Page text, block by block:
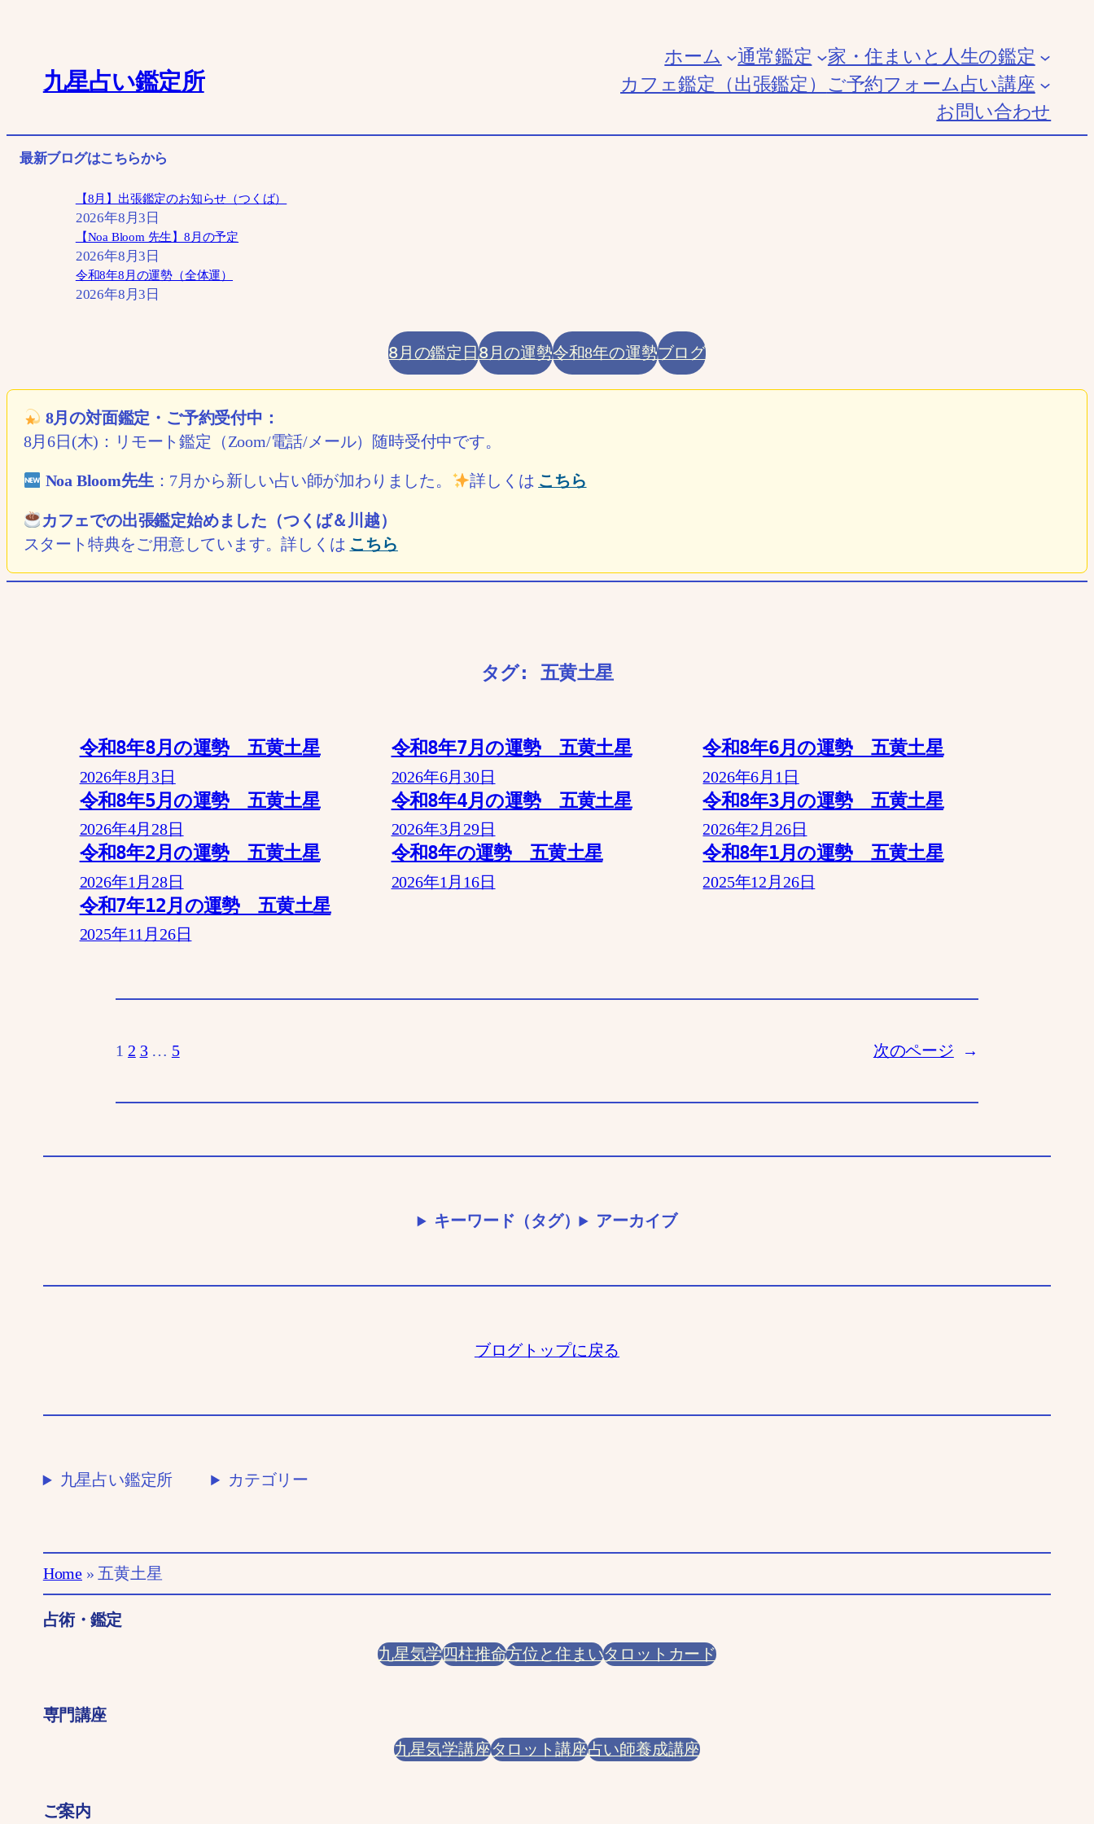
ッ
プ
九星占い鑑定所
ホーム 通常鑑定
家・住まいと人生の鑑定
カフェ鑑定（出張鑑定） ご予約フォーム占い講座
お問い合わせ
最新ブログはこちらから
【8月】出張鑑定のお知らせ（つくば）
2026年8月3日
【Noa Bloom 先生】8月の予定
2026年8月3日
令和8年8月の運勢（全体運）
2026年8月3日
8月の鑑定日8月の運勢令和8年の運勢ブログ
8月の対面鑑定・ご予約受付中：
8月6日(木)：リモート鑑定（Zoom/電話/メール）随時受付中です。
Noa Bloom先生：7月から新しい占い師が加わりました。 詳しくは こちら
カフェでの出張鑑定始めました（つくば＆川越）
スタート特典をご用意しています。詳しくは こちら
タグ: 五黄土星
令和8年8月の運勢 五黄土星
2026年8月3日
令和8年7月の運勢 五黄土星
2026年6月30日
令和8年6月の運勢 五黄土星
2026年6月1日
令和8年5月の運勢 五黄土星
2026年4月28日
令和8年4月の運勢 五黄土星
2026年3月29日
令和8年3月の運勢 五黄土星
2026年2月26日
令和8年2月の運勢 五黄土星
2026年1月28日
令和8年の運勢 五黄土星
2026年1月16日
令和8年1月の運勢 五黄土星
2025年12月26日
令和7年12月の運勢 五黄土星
2025年11月26日
1 2 3 … 5 次のページ →
キーワード（タグ） アーカイブ
ブログトップに戻る
九星占い鑑定所 カテゴリー
Home » 五黄土星
占術・鑑定
九星気学四柱推命方位と住まいタロットカード
専門講座
九星気学講座タロット講座占い師養成講座
ご案内